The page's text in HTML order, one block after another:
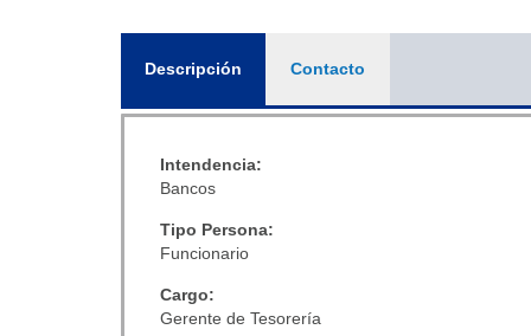
Descripción (solapaContacto
Intendencia:
Bancos
Tipo Persona:
Funcionario
Cargo:
Gerente de Tesorería